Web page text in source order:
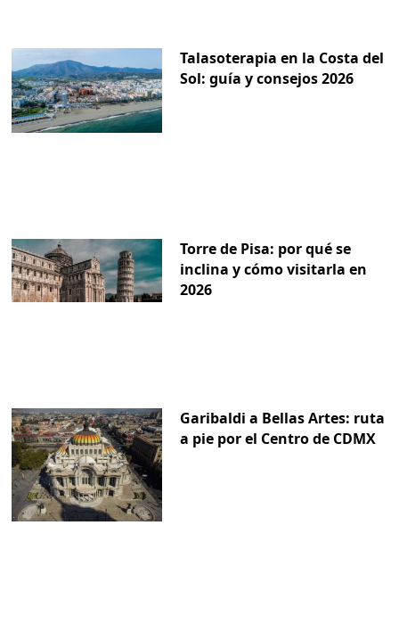
Talasoterapia en la Costa del
Sol: guía y consejos 2026
Torre de Pisa: por qué se
inclina y cómo visitarla en
2026
Garibaldi a Bellas Artes: ruta
a pie por el Centro de CDMX